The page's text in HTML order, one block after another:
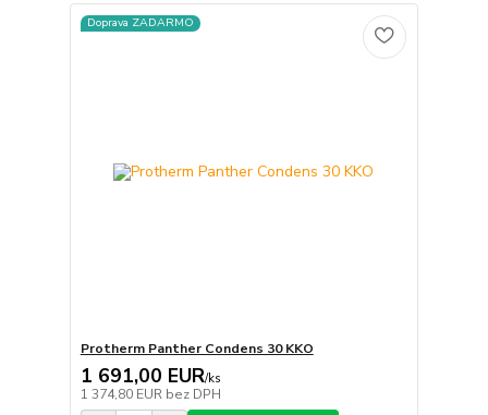
Doprava ZADARMO
Protherm Panther Condens 30 KKO
1 691,00 EUR/ks
1 374,80 EUR bez DPH